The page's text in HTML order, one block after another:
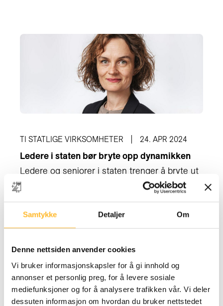
Samtykke Detaljer Om
Denne nettsiden anvender cookies
Vi bruker informasjonskapsler for å gi innhold og
annonser et personlig preg, for å levere sosiale
mediefunksjoner og for å analysere trafikken vår. Vi deler
dessuten informasjon om hvordan du bruker nettstedet
TI STATLIGE VIRKSOMHETER 24. APR 2024
Ledere i staten bør bryte opp dynamikken
Ledere og seniorer i staten trenger å bryte ut
av en likevekt av stillstand.